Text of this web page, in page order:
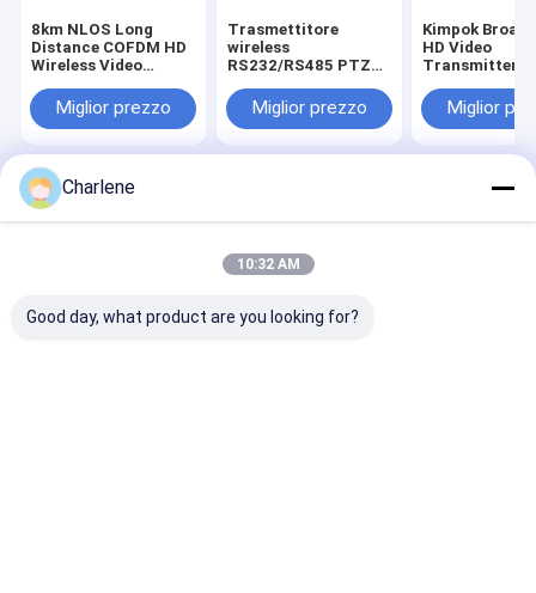
8km NLOS Long
Distance COFDM HD
Wireless Video
Regolabile AV Sender
Low Latency con
Miglior prezzo
Trasmettitore
wireless
RS232/RS485 PTZ
la trasmissione di
video e dati da 60 W
lungo raggio
Miglior prezzo
Kimpok
HD Video
Transmitter
Trasmissione
tempo reale
ininterrotta
Miglior
Casa
Mappa del sito
Politica sulla privacy
Fabbrica cinese.Copyright © 2026 Kimpok
Technology Co., Ltd. All Rights Reserved.
Charlene
10:32 AM
Good day, what product are you looking for?